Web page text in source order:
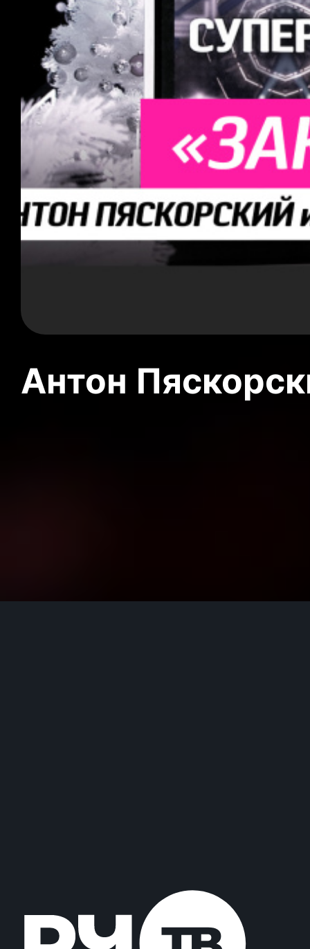
Антон